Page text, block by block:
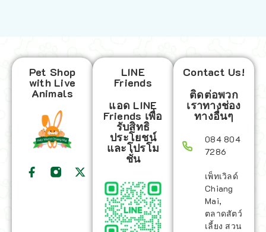
Pet Shop
with Live
Animals
LINE
Friends
แอด LINE
Friends เพื่อ
รับสิทธิ
ประโยชน์
และโปรโม
ชั่น
Contact Us!
ติดต่อพวก
เราทางช่อง
ทางอื่นๆ
084 804
7286
เพ็ทเวิลด์
Chiang
Mai,
ตลาดสัตว์
เลี้ยง สวน